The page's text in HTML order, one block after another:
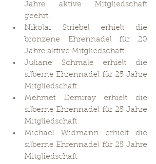
Jahre aktive Mitgliedschaft
geehrt.
Nikolai Striebel erhielt die
bronzene Ehrennadel für 20
Jahre aktive Mitgliedschaft.
Juliane Schmale erhielt die
silberne Ehrennadel für 25 Jahre
Mitgliedschaft.
Mehmet Demiray erhielt die
silberne Ehrennadel für 25 Jahre
Mitgliedschaft.
Michael Widmann erhielt die
silberne Ehrennadel für 25 Jahre
Mitgliedschaft.